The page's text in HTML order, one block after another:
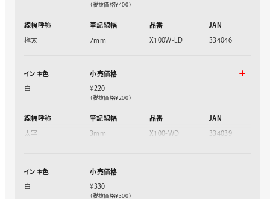
（税抜価格¥400）
線幅呼称 筆記線幅 品番 JAN
極太 7mm X100W-LD 334046
インキ色
白
小売価格
¥220
（税抜価格¥200）
線幅呼称 筆記線幅 品番 JAN
太字 3mm X100-WD
334039
インキ色
白
小売価格
¥330
（税抜価格¥300）